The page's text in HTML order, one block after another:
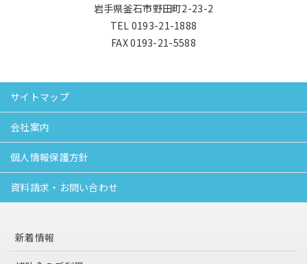
岩手県釜石市野田町2-23-2
TEL 0193-21-1888
FAX 0193-21-5588
サイトマップ
会社案内
個人情報保護方針
資料請求・お問い合わせ
新着情報